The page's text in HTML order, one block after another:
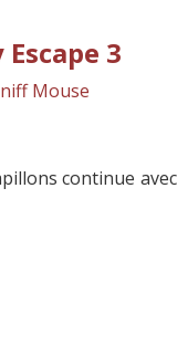
3
Mouse
continue avec